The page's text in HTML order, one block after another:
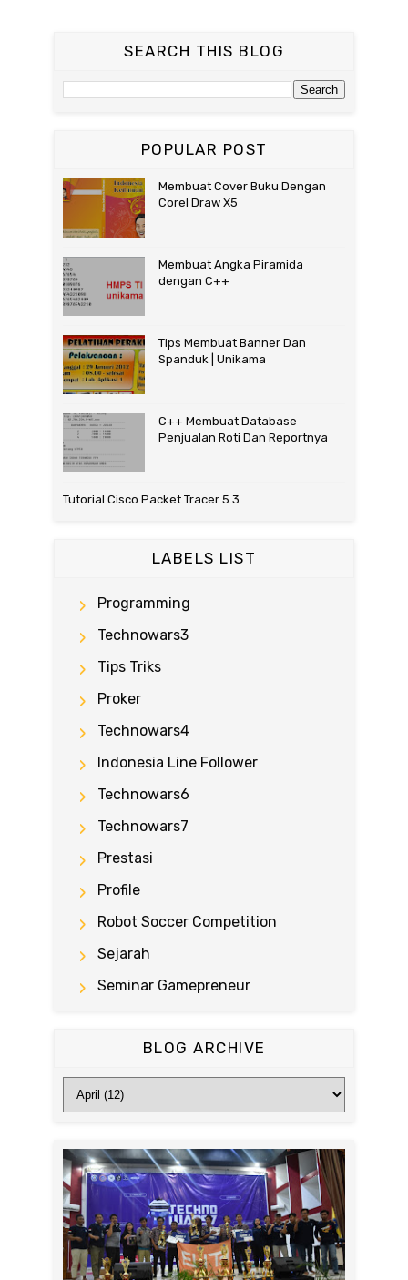
SEARCH THIS BLOG
POPULAR POST
Membuat Cover Buku Dengan
Corel Draw X5
Membuat Angka Piramida
dengan C++
Tips Membuat Banner Dan
Spanduk | Unikama
C++ Membuat Database
Penjualan Roti Dan Reportnya
Tutorial Cisco Packet Tracer 5.3
LABELS LIST
Programming
Technowars3
Tips Triks
Proker
Technowars4
Indonesia Line Follower
Technowars6
Technowars7
Prestasi
Profile
Robot Soccer Competition
Sejarah
Seminar Gamepreneur
BLOG ARCHIVE